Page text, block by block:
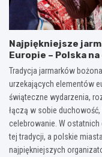
Najpiękniejsze
Europie – Polska
Tradycja jarmarków
urzekających elementów
świąteczne wydarzenia,
łączą w sobie
celebrowanie. W
tej tradycji, a polskie
najpiękniejszych